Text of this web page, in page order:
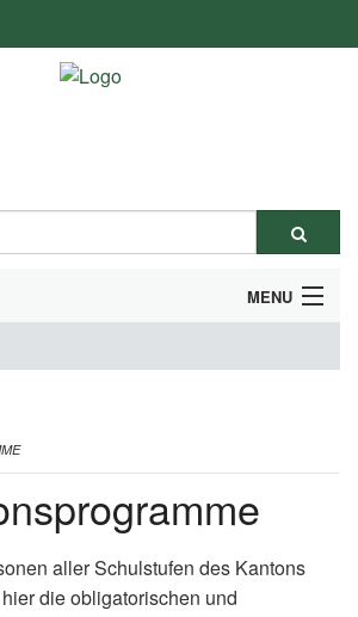
MENU
FINANZIERUNG
aller Schulstufen des Kantons
die obligatorischen und